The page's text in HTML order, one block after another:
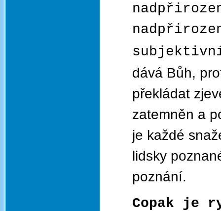
dává Bůh,
překládat
zatemněn a
je každé
lidsky
poznání.
Copak je